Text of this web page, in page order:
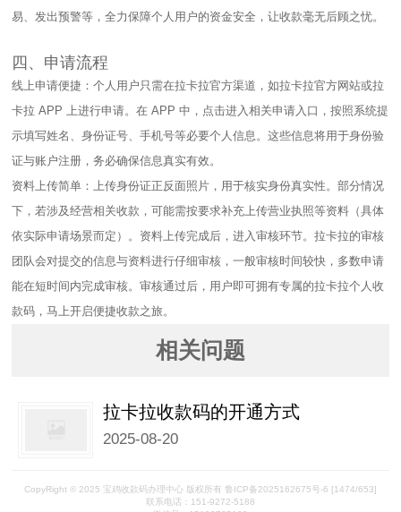
易、发出预警等，全力保障个人用户的资金安全，让收款毫无后顾之忧。​
四、申请流程​
线上申请便捷：个人用户只需在拉卡拉官方渠道，如拉卡拉官方网站或拉
卡拉 APP 上进行申请。在 APP 中，点击进入相关申请入口，按照系统提
示填写姓名、身份证号、手机号等必要个人信息。这些信息将用于身份验
证与账户注册，务必确保信息真实有效。​
资料上传简单：上传身份证正反面照片，用于核实身份真实性。部分情况
下，若涉及经营相关收款，可能需按要求补充上传营业执照等资料（具体
依实际申请场景而定）。资料上传完成后，进入审核环节。拉卡拉的审核
团队会对提交的信息与资料进行仔细审核，一般审核时间较快，多数申请
能在短时间内完成审核。审核通过后，用户即可拥有专属的拉卡拉个人收
款码，马上开启便捷收款之旅。
相关问题
拉卡拉收款码的开通方式
2025-08-20
CopyRight © 2025 宝鸡收款码办理中心 版权所有 鲁ICP备2025162675号-6 [1474/653]
联系电话：151-9272-5188